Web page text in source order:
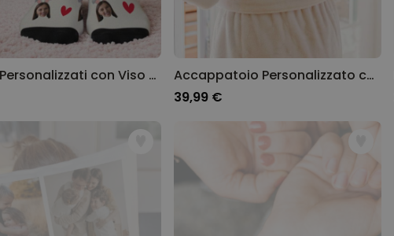
Calzini Personalizzati con Viso e Orecchie da Coniglio
Accappatoio Personalizzato con Testo e Ghirlanda
39,99 €